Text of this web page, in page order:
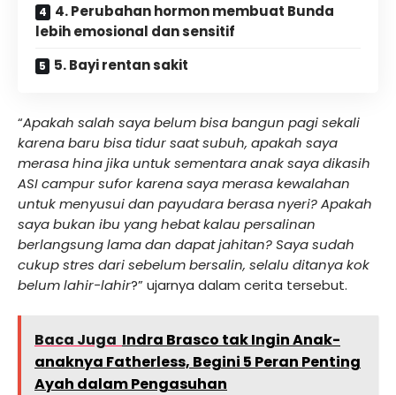
4. Perubahan hormon membuat Bunda
lebih emosional dan sensitif
5. Bayi rentan sakit
“Apakah salah saya belum bisa bangun pagi sekali
karena baru bisa tidur saat subuh, apakah saya
merasa hina jika untuk sementara anak saya dikasih
ASI campur sufor karena saya merasa kewalahan
untuk menyusui dan payudara berasa nyeri? Apakah
saya bukan ibu yang hebat kalau persalinan
berlangsung lama dan dapat jahitan? Saya sudah
cukup stres dari sebelum bersalin, selalu ditanya kok
belum lahir-lahir?” ujarnya dalam cerita tersebut.
Baca Juga Indra Brasco tak Ingin Anak-
anaknya Fatherless, Begini 5 Peran Penting
Ayah dalam Pengasuhan